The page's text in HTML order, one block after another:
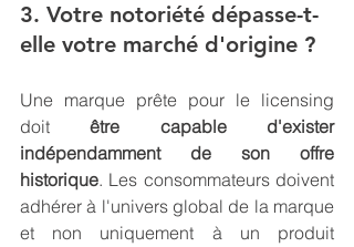
3. Votre notoriété dépasse-t-
elle votre marché d'origine ?
Une marque prête pour le licensing
doit être capable d'exister
indépendamment de son offre
historique. Les consommateurs doivent
adhérer à l'univers global de la marque
et non uniquement à un produit